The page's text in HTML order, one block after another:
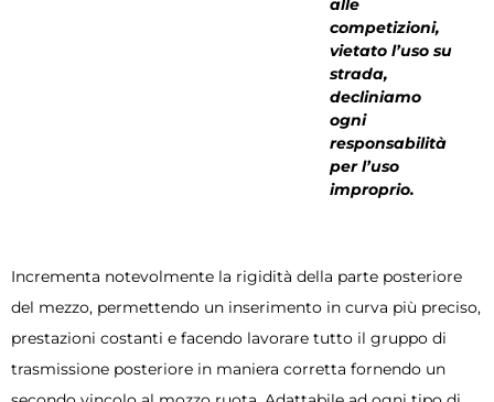
competizioni,
vietato l’uso su
strada,
decliniamo
ogni
responsabilità
per l’uso
improprio.
Incrementa notevolmente la rigidità della parte posteriore
del mezzo, permettendo un inserimento in curva più preciso,
prestazioni costanti e facendo lavorare tutto il gruppo di
trasmissione posteriore in maniera corretta fornendo un